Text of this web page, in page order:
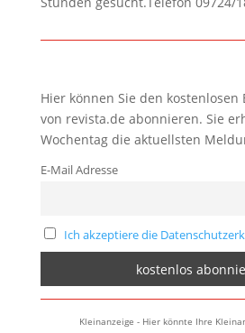
Hier können Sie den
von revista.de abonnieren. Sie
Wochentag die aktuellsten
E-Mail Adresse
Ich akzeptiere die
Kleinanzeige - Hier könnte Ihre